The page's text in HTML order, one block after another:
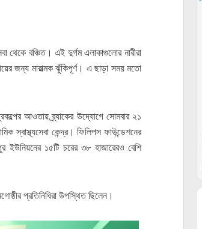
থেকে বঞ্চিত। এই দুর্গম এলাকাগুলোর নারীরা
জন্য মারাত্মক ঝুঁকিপূর্ণ। এ ছাড়া সময় মতো
আওতায় ব্র্যাকের উদ্যোগে সোমবার ২১
স্বাস্থ্যসেবা কেন্দ্র। ফিলিপস ফাউন্ডেশনের
ইউনিয়নের ১৫টি চরের ৩৮ হাজারেরও বেশি
প্রতিনিধিরা উপস্থিত ছিলেন।